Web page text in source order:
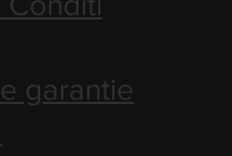
garantie